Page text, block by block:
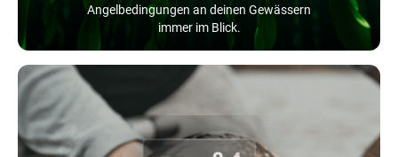
Angelbedingungen an deinen Gewässern
immer im Blick.